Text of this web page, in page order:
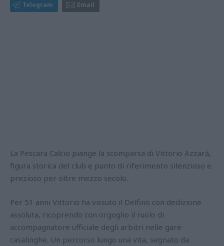
Telegram Email
La Pescara Calcio piange la scomparsa di Vittorio Azzarà,
figura storica del club e punto di riferimento silenzioso e
prezioso per oltre mezzo secolo.
Per 51 anni Vittorio ha vissuto il Delfino con dedizione
assoluta, ricoprendo con orgoglio il ruolo di
accompagnatore ufficiale degli arbitri nelle gare
casalinghe. Un percorso lungo una vita, segnato da